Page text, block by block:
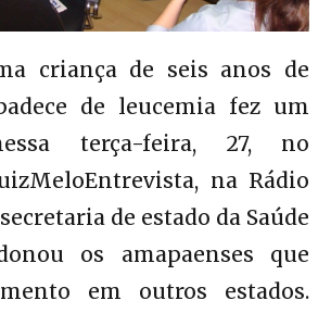
criança de seis anos de
de leucemia fez um
terça-feira, 27, no
na Rádio
de estado da Saúde
os amapaenses que
em outros estados.